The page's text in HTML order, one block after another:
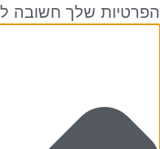
שלך חשובה לנו